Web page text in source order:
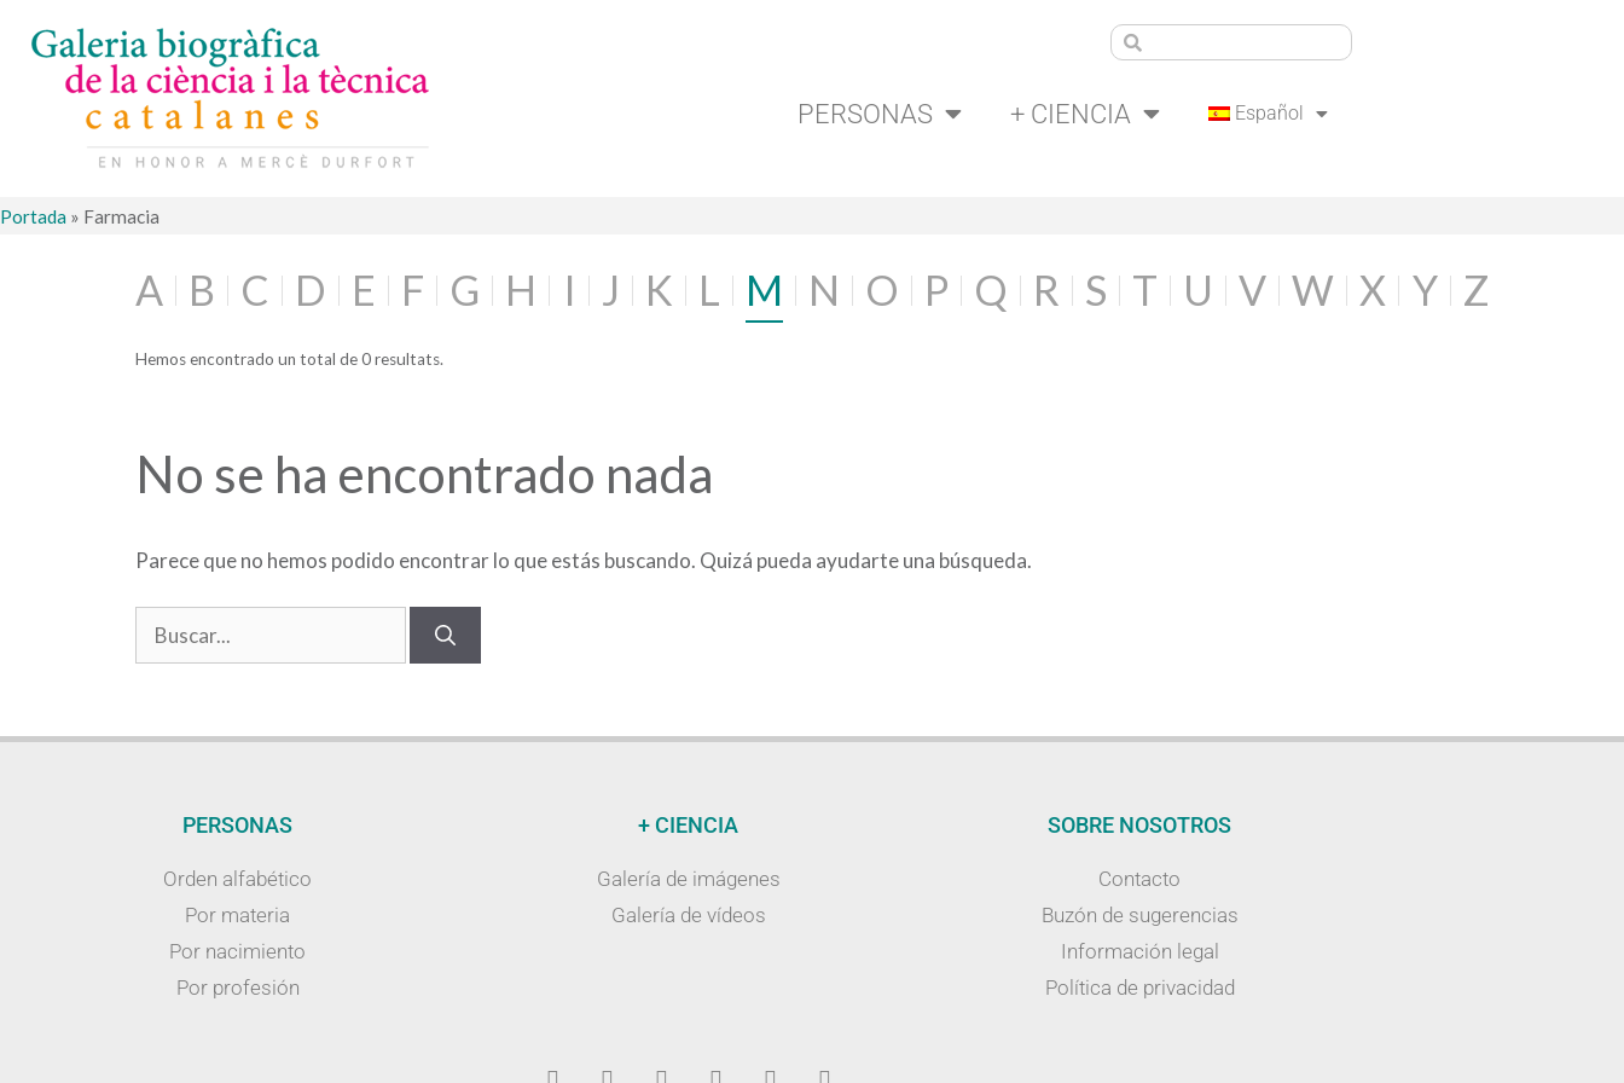
PERSONAS + CIENCIA Español
Portada » Farmacia
A B C D E F G H I J K L M N O P Q R S T U V W X Y Z
Hemos encontrado un total de 0 resultats.
No se ha encontrado nada
Parece que no hemos podido encontrar lo que estás buscando. Quizá pueda ayudarte una búsqueda.
PERSONAS
Orden alfabético
Por materia
Por nacimiento
Por profesión
+ CIENCIA
Galería de imágenes
Galería de vídeos
SOBRE NOSOTROS
Contacto
Buzón de sugerencias
Información legal
Política de privacidad